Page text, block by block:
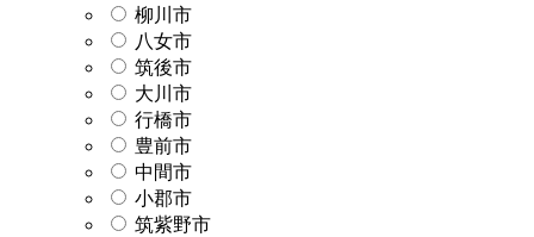
柳川市
八女市
筑後市
大川市
行橋市
豊前市
中間市
小郡市
筑紫野市